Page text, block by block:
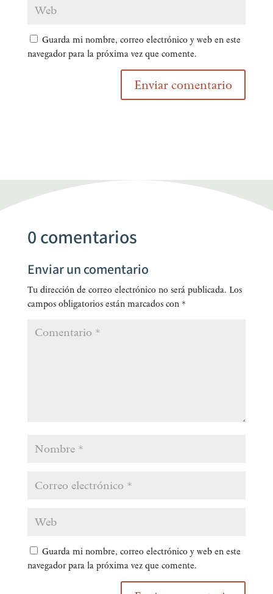
Guarda mi nombre, correo electrónico y web en este
navegador para la próxima vez que comente.
0 comentarios
Enviar un comentario
Tu dirección de correo electrónico no será publicada. Los
campos obligatorios están marcados con *
Guarda mi nombre, correo electrónico y web en este
navegador para la próxima vez que comente.